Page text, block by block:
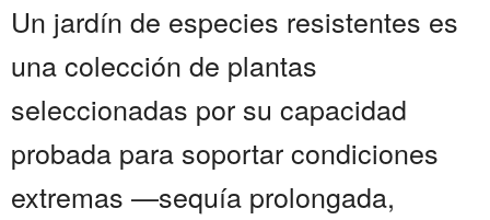
Un jardín de especies resistentes es
una colección de plantas
seleccionadas por su capacidad
probada para soportar condiciones
extremas —sequía prolongada,